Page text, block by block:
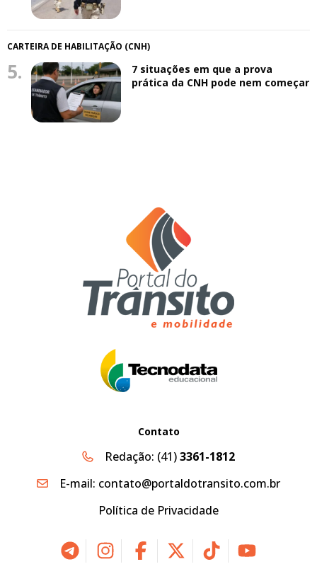
CARTEIRA DE HABILITAÇÃO (CNH)
5.
7 situações em que a prova
prática da CNH pode nem começar
Contato
Redação: (41)3361-1812
E-mail: contato@portaldotransito.com.br
Política de Privacidade